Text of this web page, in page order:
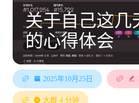
关于自己这几
的心得体会
2025年10月25日
大概 4 分钟